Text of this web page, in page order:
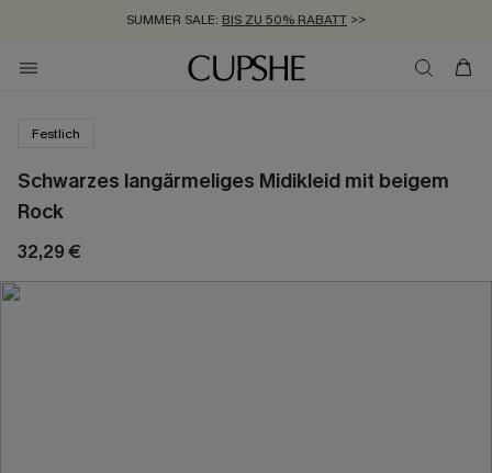
SUMMER SALE: BIS ZU 50% RABATT >>
ZUM NEWSLETTER:BIS ZU -20% EXTRA ERHALTEN
KOSTENLOSER VERSAND AB 89 €
Festlich
Schwarzes langärmeliges Midikleid mit beigem
Rock
32,29 €